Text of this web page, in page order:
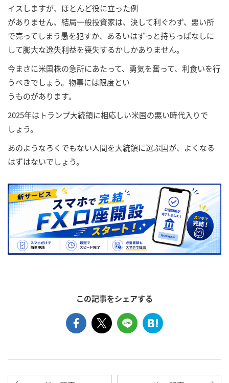
イスしますが、ほとんど役に立った例
がありません、結局一般投資家は、決して利ぐわず、悪い所
で売ってしまう愚を犯すか、あるいはずっと持ちっぱなしに
して膨大な逸失利益を喪失するかしかありません。
今まさに米国株の急所にあたって、勇気を奮って、利食いを行
うべきでしょう。物事には限度とい
うものがあります。
2025年はトランプ大統領に相応しい米国の悪い時代入りで
しょう。
あのようなろくでもない人間を大統領に選ぶ国が、よくなる
はずはないでしょう。
この記事をシェアする